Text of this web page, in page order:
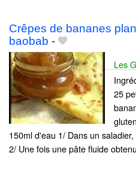
Crêpes de bananes
baobab -
Les
25
150ml d'eau 1/ Dans un
2/ Une fois une pâte fluide